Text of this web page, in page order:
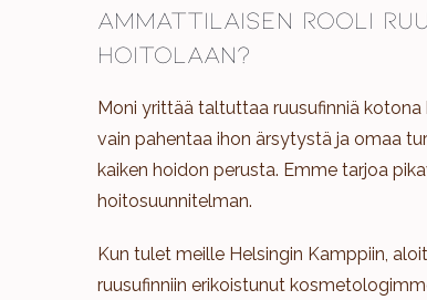
Ammattilaisen rooli
hoitolaan?
Moni yrittää taltuttaa ruusufinniä
vain pahentaa ihon ärsytystä ja omaa
kaiken hoidon perusta. Emme tarjoa
hoitosuunnitelman.
Kun tulet meille Helsingin Kamppiin,
ruusufinniin erikoistunut